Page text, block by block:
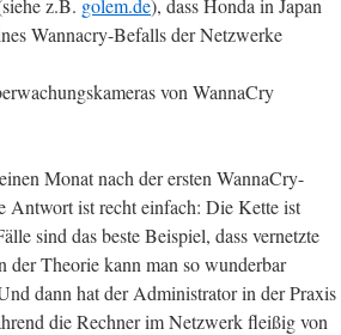
z.B. golem.de), dass Honda in Japan
Wannacry-Befalls der Netzwerke
von WannaCry
Monat nach der ersten WannaCry-
Antwort ist recht einfach: Die Kette ist
sind das beste Beispiel, dass vernetzte
Theorie kann man so wunderbar
dann hat der Administrator in der Praxis
die Rechner im Netzwerk fleißig von